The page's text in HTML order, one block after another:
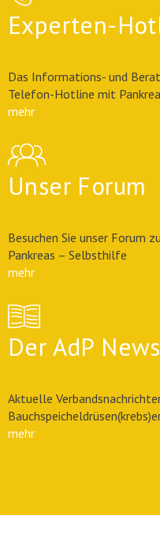
Experten-
Das Informations- und
Telefon-Hotline mit
mehr
Unser Forum
Besuchen Sie unser Forum
Pankreas – Selbsthilfe
mehr
Der AdP
Aktuelle
mehr